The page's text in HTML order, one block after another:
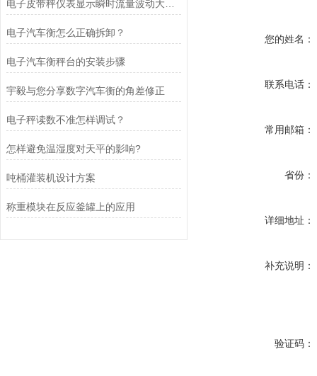
电子汽车衡怎么正确拆卸？
电子汽车衡秤台的安装步骤
宇毅与您分享数字汽车衡的角差修正
电子秤读数不准怎样调试？
怎样避免温湿度对天平的影响?
吨桶灌装机设计方案
称重模块在反应釜罐上的应用
您的姓名：
联系电话：
常用邮箱：
省份：
详细地址：
补充说明：
验证码：